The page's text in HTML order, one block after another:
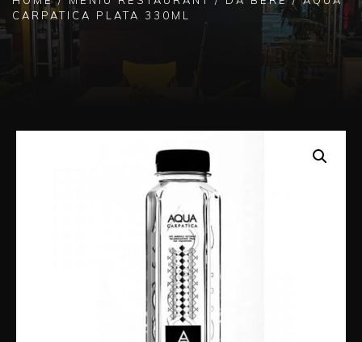
CARPATICA PLATA 330ML